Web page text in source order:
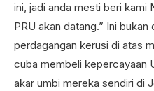
ini, jadi anda mesti beri kami
PRU akan datang.” Ini bukan
perdagangan kerusi di atas
cuba membeli kepercayaan
akar umbi mereka sendiri di